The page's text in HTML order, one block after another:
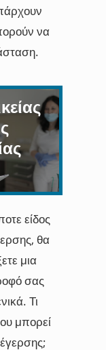
να
είδος
θα
μια
σας
Τι
μπορεί